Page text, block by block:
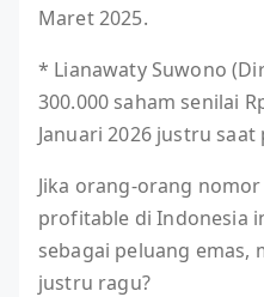
Maret 2025.
* Lianawaty Suwono
300.000 saham senilai
Januari 2026 justru
Jika orang-orang
profitable di Indonesia
sebagai peluang emas,
justru ragu?